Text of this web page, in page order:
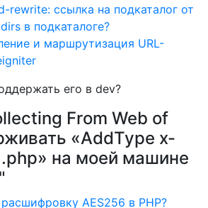
rewrite: ссылка на подкаталог от
в подкаталоге?
и маршрутизация URL-
его в dev?
From Web of
«AddType x-
на моей машине
AES256 в PHP?